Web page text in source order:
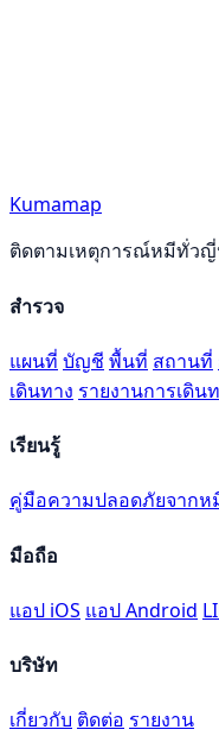
Kumamap
ติดตามเหตุการณ์หมีทั่วญี่
สำรวจ
แผนที่ บัญชี พื้นที่ สถานที่
เดินทาง รายงานการเดิน
เรียนรู้
คู่มือความปลอดภัยจากห
มือถือ
แอป iOS แอป Android
บริษัท
เกี่ยวกับ ติดต่อ รายงาน